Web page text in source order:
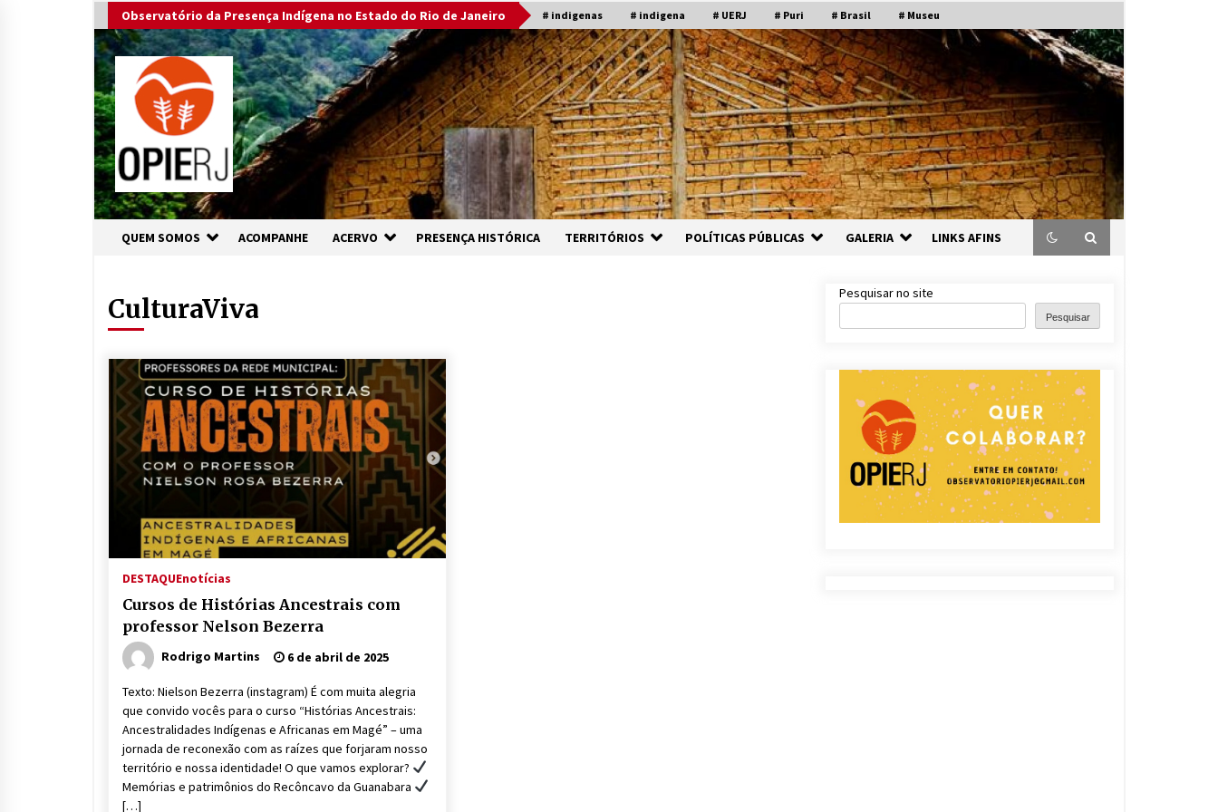
to
content
Observatório da Presença Indígena no Estado do Rio de Janeiro # indigenas # indigena # UERJ # Puri # Brasil # Museu
QUEM SOMOS ACOMPANHE ACERVO PRESENÇA HISTÓRICA TERRITÓRIOS POLÍTICAS PÚBLICAS GALERIA LINKS AFINS
CulturaViva
DESTAQUEnotícias
Cursos de Histórias Ancestrais com
professor Nelson Bezerra
Rodrigo Martins 6 de abril de 2025
Texto: Nielson Bezerra (instagram) É com muita alegria
que convido vocês para o curso “Histórias Ancestrais:
Ancestralidades Indígenas e Africanas em Magé” – uma
jornada de reconexão com as raízes que forjaram nosso
território e nossa identidade! O que vamos explorar?
Memórias e patrimônios do Recôncavo da Guanabara
[…]
Pesquisar no site
Pesquisar